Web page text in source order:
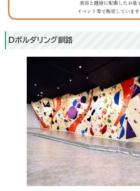
Dボルダリング釧路